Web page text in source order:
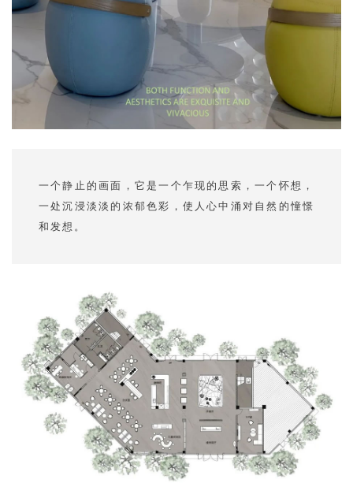
一个静止的画面，它是一个乍现的思索，一个怀想，
一处沉浸淡淡的浓郁色彩，使人心中涌对自然的憧憬
和发想。